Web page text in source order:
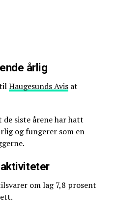
årlig
Haugesunds Avisat
siste årene har hatt
og fungerer som en
om lag 7,8 prosent